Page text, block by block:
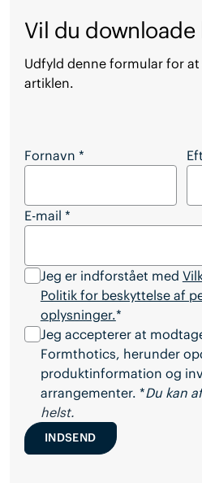
Vil du downloade
Udfyld denne formular for
artiklen.
Vil du downloade hele
Fornavn *
E-mail *
Jeg er indforstået med
Politik for beskyttelse af
oplysninger.*
Jeg accepterer at
Formthotics, herunder
produktinformation og
arrangementer. *Du kan
helst.
INDSEND